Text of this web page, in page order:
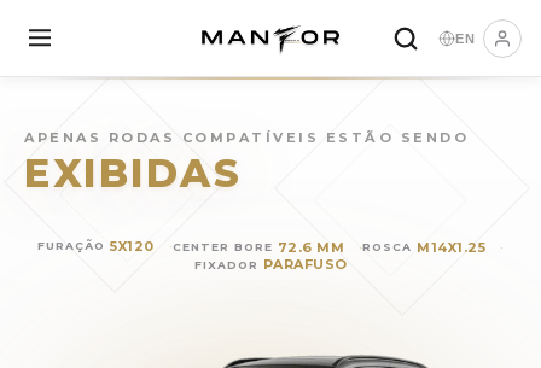
EN
APENAS RODAS COMPATÍVEIS ESTÃO SENDO
EXIBIDAS
FURAÇÃO 5X120 CENTER BORE 72.6 MM ROSCA M14X1.25
FIXADOR PARAFUSO